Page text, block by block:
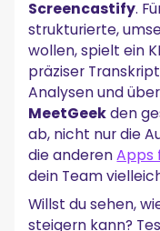
Screencastify.
strukturierte,
wollen, spielt ein
präziser
Analysen und
MeetGeekden
ab, nicht nur die
die anderenApps
dein Team
Willst du sehen,
steigern kann?